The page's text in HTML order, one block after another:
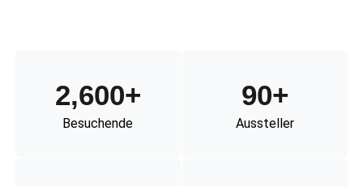
Besuchende
2,600+
Aussteller
90+